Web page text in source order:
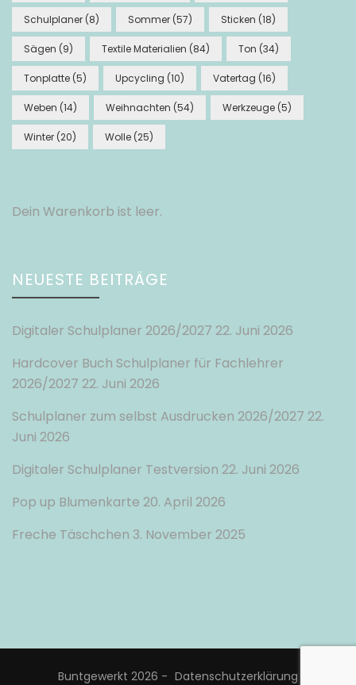
Schulplaner (8) Sommer (57) Sticken (18)
Sägen (9) Textile Materialien (84) Ton (34)
Tonplatte (5) Upcycling (10) Vatertag (16)
Weben (14) Weihnachten (54) Werkzeuge (5)
Winter (20) Wolle (25)
Dein Warenkorb ist leer.
NEUESTE BEITRÄGE
Digitaler Schulplaner 2026/2027 22. Juni 2026
Hardcover Buch Schulplaner für Fachlehrer
2026/2027 22. Juni 2026
Schulplaner zum selbst Ausdrucken 2026/2027 22.
Juni 2026
Digitaler Schulplaner Testversion 22. Juni 2026
Pop up Blumenkarte 20. April 2026
Freche Täschchen 3. November 2025
Buntgewerkt 2026 - Datenschutzerklärung